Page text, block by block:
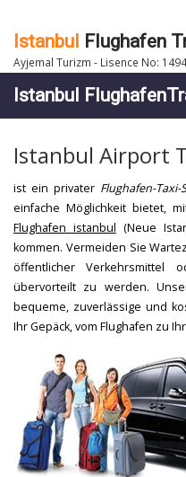
Istanbul Flughafen
Ayjemal Turizm - Lisence No:
Istanbul
Istanbul Airport
ist ein privater Flughafen-Taxi-
einfache Möglichkeit bietet,
Flughafen istanbul (Neue
kommen. Vermeiden Sie
öffentlicher Verkehrsmittel
übervorteilt zu werden.
bequeme, zuverlässige und
Ihr Gepäck, vom Flughafen zu